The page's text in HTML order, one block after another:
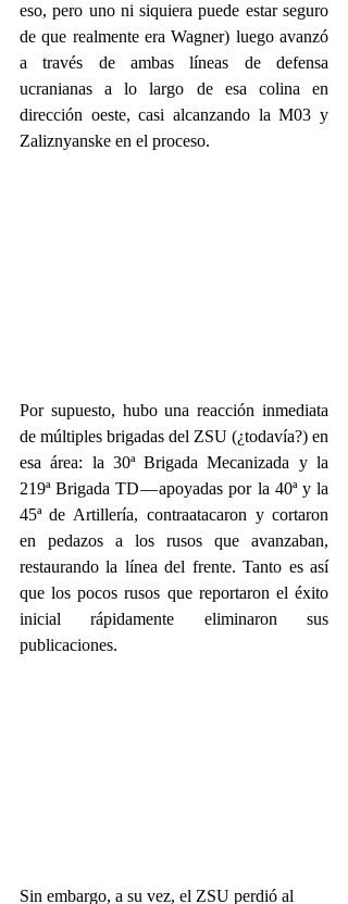
eso, pero uno ni siquiera puede estar seguro
de que realmente era Wagner) luego avanzó
a través de ambas líneas de defensa
ucranianas a lo largo de esa colina en
dirección oeste, casi alcanzando la M03 y
Zaliznyanske en el proceso.
Por supuesto, hubo una reacción inmediata
de múltiples brigadas del ZSU (¿todavía?) en
esa área: la 30ª Brigada Mecanizada y la
219ª Brigada TD — apoyadas por la 40ª y la
45ª de Artillería,  contraatacaron y cortaron
en pedazos a los rusos que avanzaban,
restaurando la línea del frente. Tanto es así
que los pocos rusos que reportaron el éxito
inicial rápidamente eliminaron sus
publicaciones.
Sin embargo, a su vez, el ZSU perdió al